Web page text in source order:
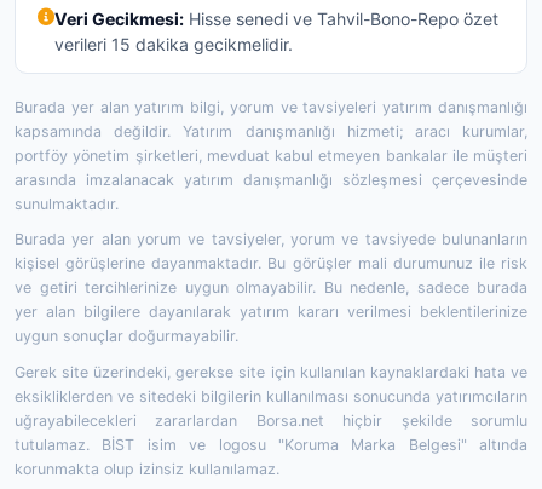
Veri Gecikmesi:Hisse senedi ve Tahvil-Bono-Repo özet
verileri 15 dakika gecikmelidir.
Burada yer alan yatırım bilgi, yorum ve tavsiyeleri yatırım danışmanlığı
kapsamında değildir. Yatırım danışmanlığı hizmeti; aracı kurumlar,
portföy yönetim şirketleri, mevduat kabul etmeyen bankalar ile müşteri
arasında imzalanacak yatırım danışmanlığı sözleşmesi çerçevesinde
sunulmaktadır.
Burada yer alan yorum ve tavsiyeler, yorum ve tavsiyede bulunanların
kişisel görüşlerine dayanmaktadır. Bu görüşler mali durumunuz ile risk
ve getiri tercihlerinize uygun olmayabilir. Bu nedenle, sadece burada
yer alan bilgilere dayanılarak yatırım kararı verilmesi beklentilerinize
uygun sonuçlar doğurmayabilir.
Gerek site üzerindeki, gerekse site için kullanılan kaynaklardaki hata ve
eksikliklerden ve sitedeki bilgilerin kullanılması sonucunda yatırımcıların
uğrayabilecekleri zararlardan Borsa.net hiçbir şekilde sorumlu
tutulamaz. BİST isim ve logosu "Koruma Marka Belgesi" altında
korunmakta olup izinsiz kullanılamaz.